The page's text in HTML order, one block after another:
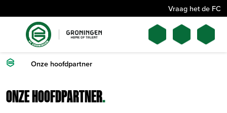
Vraag het de FC
Onze hoofdpartner
ONZE HOOFDPARTNER.